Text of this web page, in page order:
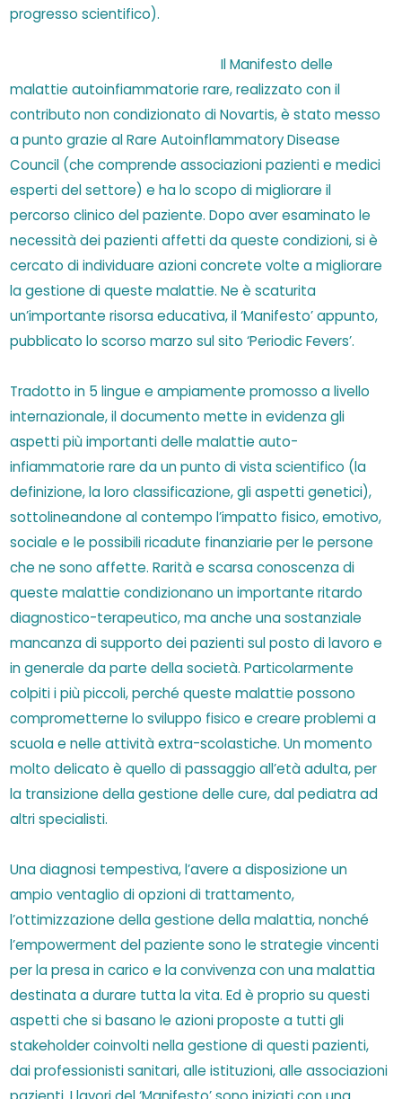
progresso scientifico).
Il Manifesto delle
malattie autoinfiammatorie rare, realizzato con il
contributo non condizionato di Novartis, è stato messo
a punto grazie al Rare Autoinflammatory Disease
Council (che comprende associazioni pazienti e medici
esperti del settore) e ha lo scopo di migliorare il
percorso clinico del paziente. Dopo aver esaminato le
necessità dei pazienti affetti da queste condizioni, si è
cercato di individuare azioni concrete volte a migliorare
la gestione di queste malattie. Ne è scaturita
un’importante risorsa educativa, il ‘Manifesto’ appunto,
pubblicato lo scorso marzo sul sito ‘Periodic Fevers’.
Tradotto in 5 lingue e ampiamente promosso a livello
internazionale, il documento mette in evidenza gli
aspetti più importanti delle malattie auto-
infiammatorie rare da un punto di vista scientifico (la
definizione, la loro classificazione, gli aspetti genetici),
sottolineandone al contempo l’impatto fisico, emotivo,
sociale e le possibili ricadute finanziarie per le persone
che ne sono affette. Rarità e scarsa conoscenza di
queste malattie condizionano un importante ritardo
diagnostico-terapeutico, ma anche una sostanziale
mancanza di supporto dei pazienti sul posto di lavoro e
in generale da parte della società. Particolarmente
colpiti i più piccoli, perché queste malattie possono
comprometterne lo sviluppo fisico e creare problemi a
scuola e nelle attività extra-scolastiche. Un momento
molto delicato è quello di passaggio all’età adulta, per
la transizione della gestione delle cure, dal pediatra ad
altri specialisti.
Una diagnosi tempestiva, l’avere a disposizione un
ampio ventaglio di opzioni di trattamento,
l’ottimizzazione della gestione della malattia, nonché
l’empowerment del paziente sono le strategie vincenti
per la presa in carico e la convivenza con una malattia
destinata a durare tutta la vita. Ed è proprio su questi
aspetti che si basano le azioni proposte a tutti gli
stakeholder coinvolti nella gestione di questi pazienti,
dai professionisti sanitari, alle istituzioni, alle associazioni